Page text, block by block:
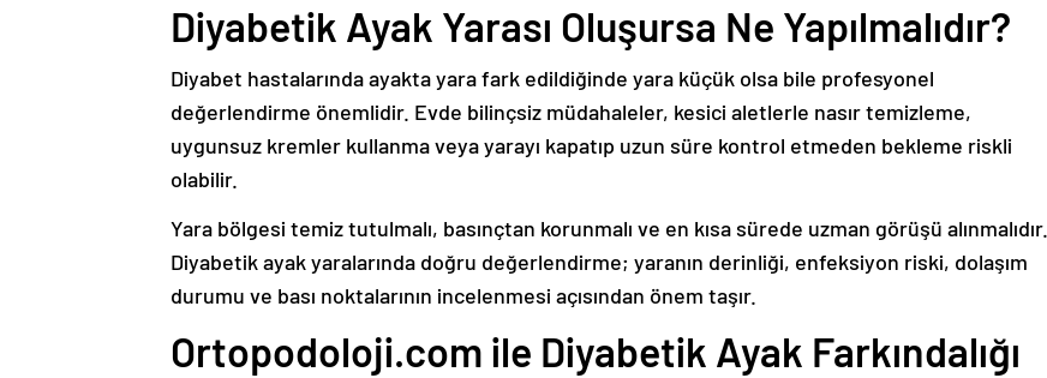
Diyabetik Ayak Yarası Oluşursa Ne Yapılmalıdır?
Diyabet hastalarında ayakta yara fark edildiğinde yara küçük olsa bile profesyonel
değerlendirme önemlidir. Evde bilinçsiz müdahaleler, kesici aletlerle nasır temizleme,
uygunsuz kremler kullanma veya yarayı kapatıp uzun süre kontrol etmeden bekleme riskli
olabilir.
Yara bölgesi temiz tutulmalı, basınçtan korunmalı ve en kısa sürede uzman görüşü alınmalıdır.
Diyabetik ayak yaralarında doğru değerlendirme; yaranın derinliği, enfeksiyon riski, dolaşım
durumu ve bası noktalarının incelenmesi açısından önem taşır.
Ortopodoloji.com ile Diyabetik Ayak Farkındalığı